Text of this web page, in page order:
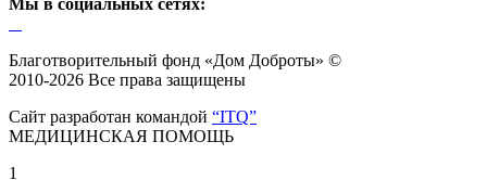
Мы в социальных сетях:
Благотворительный фонд «Дом Доброты» ©
2010-2026 Все права защищены
Сайт разработан командой “ITQ”
МЕДИЦИНСКАЯ ПОМОЩЬ
1